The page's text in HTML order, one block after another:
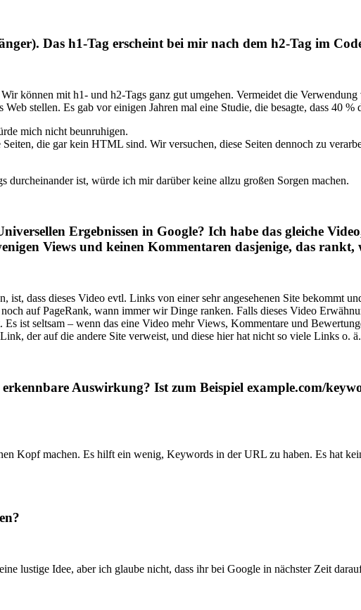
Das h1-Tag erscheint bei mir nach dem h2-Tag im
können mit h1- und h2-Tags ganz gut umgehen. Vermeidet die
stellen. Es gab vor einigen Jahren mal eine Studie, die besagte, dass 40 %
mich nicht beunruhigen.
die gar kein HTML sind. Wir versuchen, diese Seiten dennoch zu
durcheinander ist, würde ich mir darüber keine allzu großen Sorgen machen.
Ergebnissen in Google? Ich habe das gleiche
Views und keinen Kommentaren dasjenige, das rankt,
ist, dass dieses Video evtl. Links von einer sehr angesehenen Site bekommt
auf PageRank, wann immer wir Dinge ranken. Falls dieses Video
Es ist seltsam – wenn das eine Video mehr Views, Kommentare und
der auf die andere Site verweist, und diese hier hat nicht so viele Links o. ä.
Auswirkung? Ist zum Beispiel example.com/
Kopf machen. Es hilft ein wenig, Keywords in der URL zu haben. Es hat
lustige Idee, aber ich glaube nicht, dass ihr bei Google in nächster Zeit